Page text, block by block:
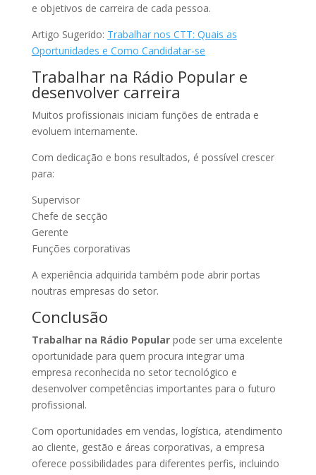
e objetivos de carreira de cada pessoa.
Artigo Sugerido: Trabalhar nos CTT: Quais as
Oportunidades e Como Candidatar-se
Trabalhar na Rádio Popular e
desenvolver carreira
Muitos profissionais iniciam funções de entrada e
evoluem internamente.
Com dedicação e bons resultados, é possível crescer
para:
Supervisor
Chefe de secção
Gerente
Funções corporativas
A experiência adquirida também pode abrir portas
noutras empresas do setor.
Conclusão
Trabalhar na Rádio Popularpode ser uma excelente
oportunidade para quem procura integrar uma
empresa reconhecida no setor tecnológico e
desenvolver competências importantes para o futuro
profissional.
Com oportunidades em vendas, logística, atendimento
ao cliente, gestão e áreas corporativas, a empresa
oferece possibilidades para diferentes perfis, incluindo